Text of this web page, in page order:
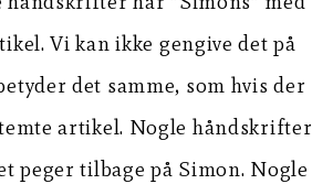
Vi kan ikke gengive det på
det samme, som hvis der
artikel. Nogle håndskrifter
peger tilbage på Simon. Nogle